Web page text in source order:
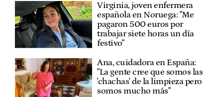
Virginia, joven enfermera
española en Noruega: "Me
pagaron 500 euros por
trabajar siete horas un día
festivo"
Ana, cuidadora en España:
"La gente cree que somos las
'chachas' de la limpieza pero
somos mucho más"